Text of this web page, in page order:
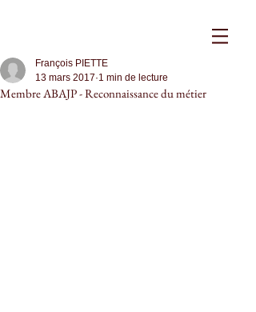
Membre ABAJP - Reconnaissance du métier
François PIETTE
13 mars 2017 1 min de lecture